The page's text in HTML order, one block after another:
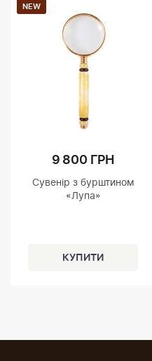
NEW
9 800 ГРН
Сувенір з бурштином
«Лупа»